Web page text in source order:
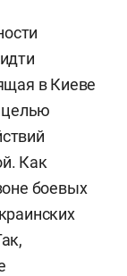
в Киеве
целью
Как
боевых